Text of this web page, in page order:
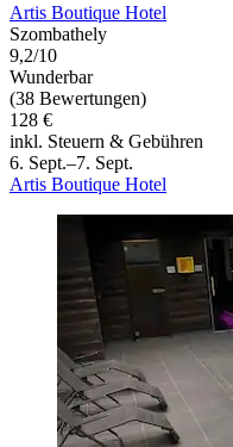
Artis Boutique Hotel
Szombathely
9,2/10
Wunderbar
(38 Bewertungen)
128 €
inkl. Steuern & Gebühren
6. Sept.–7. Sept.
Artis Boutique Hotel